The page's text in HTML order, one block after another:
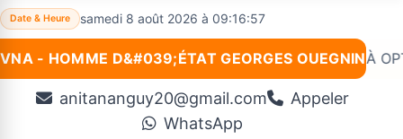
Date & Heure samedi 8 août 2026 à 09:16:58
VNA - HOMME D&#039;ÉTAT GEORGES OUEGNIN
Nouveau :*#VNA INNOVATION: SITE DIGITAL À
anitananguy20@gmail.com
Appeler
WhatsApp